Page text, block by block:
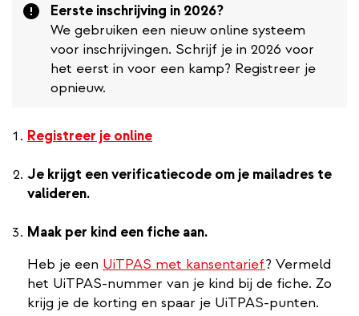
Attention
Eerste inschrijving in 2026?
We gebruiken een nieuw online systeem
voor inschrijvingen. Schrijf je in 2026 voor
het eerst in voor een kamp? Registreer je
opnieuw.
Registreer je online
Je krijgt een verificatiecode om je mailadres te
valideren.
Maak per kind een fiche aan.
Heb je een UiTPAS met kansentarief? Vermeld
het UiTPAS-nummer van je kind bij de fiche. Zo
krijg je de korting en spaar je UiTPAS-punten.